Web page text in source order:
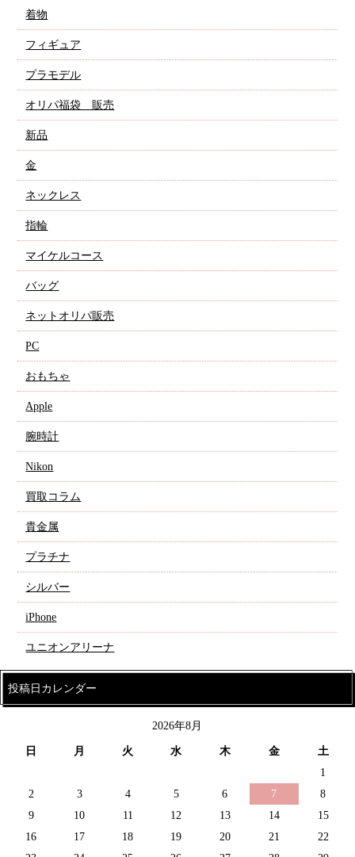
着物
フィギュア
プラモデル
オリパ福袋 販売
新品
金
ネックレス
指輪
マイケルコース
バッグ
ネットオリパ販売
PC
おもちゃ
Apple
腕時計
Nikon
買取コラム
貴金属
プラチナ
シルバー
iPhone
ユニオンアリーナ
投稿日カレンダー
2026年8月
日 月 火 水 木 金
土
1
2
3 4 5 6 7
8
9
10 11 12 13 14
15
16
17 18 19 20 21
22